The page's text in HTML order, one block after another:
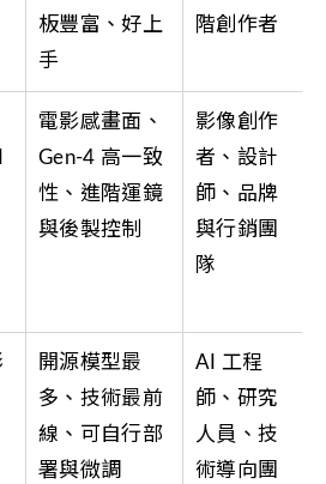
板豐富、好上
手
階創作者
電影感畫面、
Gen-4 高一致
性、進階運鏡
與後製控制
影像創作
者、設計
師、品牌
與行銷團
隊
開源模型最
多、技術最前
線、可自行部
署與微調
AI 工程
師、研究
人員、技
術導向團